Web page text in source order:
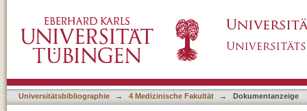
Universitätsbibliographie → 4 Medizinische Fakultät → Dokumentanzeige